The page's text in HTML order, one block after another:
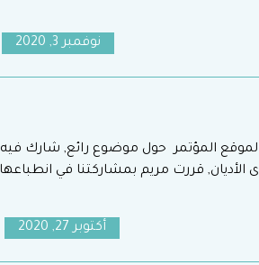
نوفمبر 3, 2020
المؤتمر حول موضوع رائع, شارك فيه
قررت مريم بمشاركتنا في
أكتوبر 27, 2020